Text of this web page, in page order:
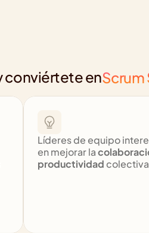
conviértete en
Líderes de equipo
en mejorar la
productividad